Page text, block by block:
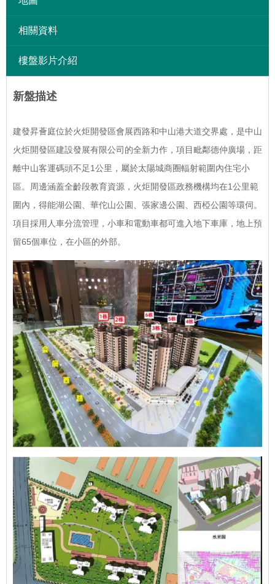
相關資料
樓盤影片介紹
新盤描述
建發昇薈庭位於火炬開發區會展西路和中山港大道交界處，是中山
火炬開發區建設發展有限公司的全新力作，項目毗鄰德仲廣場，距
離中山客運碼頭不足1公里，屬於太陽城商圈輻射範圍內住宅小
區。周邊涵蓋全齡段教育資源，火炬開發區政務機構均在1公里範
圍內，得能湖公園、華佗山公園、張家邊公園、西椏公園等環伺。
項目採用人車分流管理，小車和電動車都可進入地下車庫，地上預
留65個車位，在小區的外部。